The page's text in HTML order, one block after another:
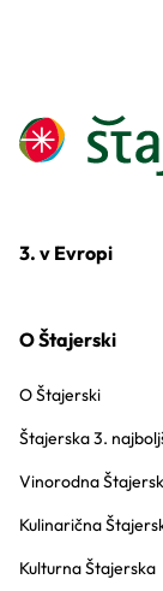
3. v Evropi
O Štajerski
O Štajerski
Štajerska 3.
Vinorodna
Kulinarična
Kulturna Štajerska